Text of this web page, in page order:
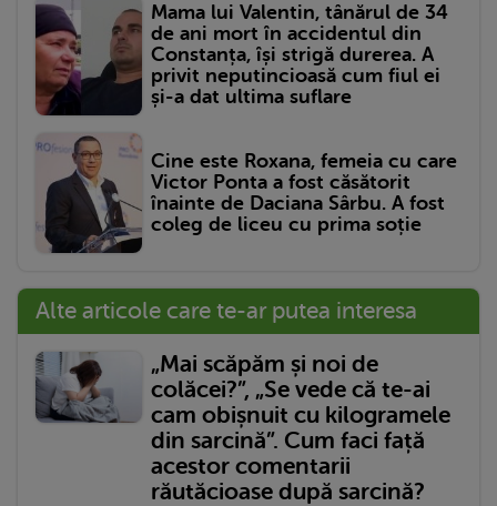
Mama lui Valentin, tânărul de 34
de ani mort în accidentul din
Constanța, își strigă durerea. A
privit neputincioasă cum fiul ei
și-a dat ultima suflare
Cine este Roxana, femeia cu care
Victor Ponta a fost căsătorit
înainte de Daciana Sârbu. A fost
coleg de liceu cu prima soție
Alte articole care te-ar putea interesa
„Mai scăpăm și noi de
colăcei?”, „Se vede că te-ai
cam obișnuit cu kilogramele
din sarcină”. Cum faci față
acestor comentarii
răutăcioase după sarcină?